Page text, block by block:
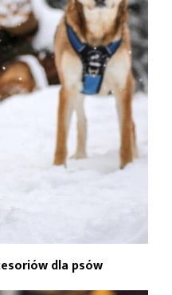
dla psów